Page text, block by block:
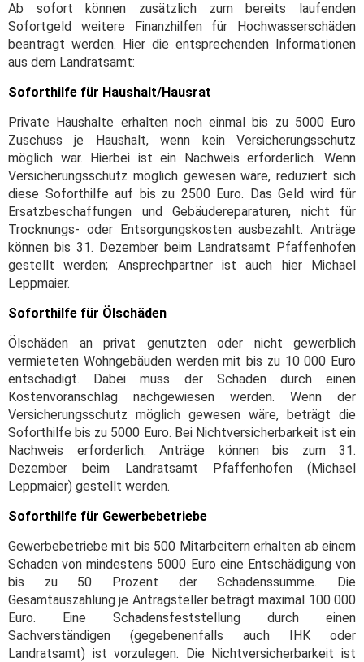
Ab sofort können zusätzlich zum bereits laufenden
Sofortgeld weitere Finanzhilfen für Hochwasserschäden
beantragt werden. Hier die entsprechenden Informationen
aus dem Landratsamt:
Soforthilfe für Haushalt/Hausrat
Private Haushalte erhalten noch einmal bis zu 5000 Euro
Zuschuss je Haushalt, wenn kein Versicherungsschutz
möglich war. Hierbei ist ein Nachweis erforderlich. Wenn
Versicherungsschutz möglich gewesen wäre, reduziert sich
diese Soforthilfe auf bis zu 2500 Euro. Das Geld wird für
Ersatzbeschaffungen und Gebäudereparaturen, nicht für
Trocknungs- oder Entsorgungskosten ausbezahlt. Anträge
können bis 31. Dezember beim Landratsamt Pfaffenhofen
gestellt werden; Ansprechpartner ist auch hier Michael
Leppmaier.
Soforthilfe für Ölschäden
Ölschäden an privat genutzten oder nicht gewerblich
vermieteten Wohngebäuden werden mit bis zu 10 000 Euro
entschädigt. Dabei muss der Schaden durch einen
Kostenvoranschlag nachgewiesen werden. Wenn der
Versicherungsschutz möglich gewesen wäre, beträgt die
Soforthilfe bis zu 5000 Euro. Bei Nichtversicherbarkeit ist ein
Nachweis erforderlich. Anträge können bis zum 31.
Dezember beim Landratsamt Pfaffenhofen (Michael
Leppmaier) gestellt werden.
Soforthilfe für Gewerbebetriebe
Gewerbebetriebe mit bis 500 Mitarbeitern erhalten ab einem
Schaden von mindestens 5000 Euro eine Entschädigung von
bis zu 50 Prozent der Schadenssumme. Die
Gesamtauszahlung je Antragsteller beträgt maximal 100 000
Euro. Eine Schadensfeststellung durch einen
Sachverständigen (gegebenenfalls auch IHK oder
Landratsamt) ist vorzulegen. Die Nichtversicherbarkeit ist